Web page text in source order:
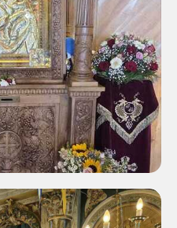
Προσκυνήματος
Ιανουαρίου 2026
ΙΕΡΟΥ
ΤΡΥΠΗΤΗΣ ΜΗΝΟΣ
1 ΙΑΝΟΥΑΡΙΟΥ, ΑΓΙΟΥ
& ΘΕΙΑ ΛΕΙΤΟΥΡΓΙΑ